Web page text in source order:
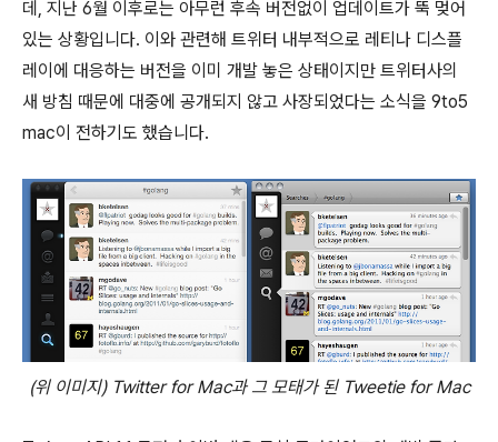
데, 지난 6월 이후로는 아무런 후속 버전없이 업데이트가 뚝 멎어
있는 상황입니다. 이와 관련해 트위터 내부적으로 레티나 디스플
레이에 대응하는 버전을 이미 개발 놓은 상태이지만 트위터사의
새 방침 때문에 대중에 공개되지 않고 사장되었다는 소식을 9to5
mac이 전하기도 했습니다.
(위 이미지) Twitter for Mac과 그 모태가 된 Tweetie for Mac